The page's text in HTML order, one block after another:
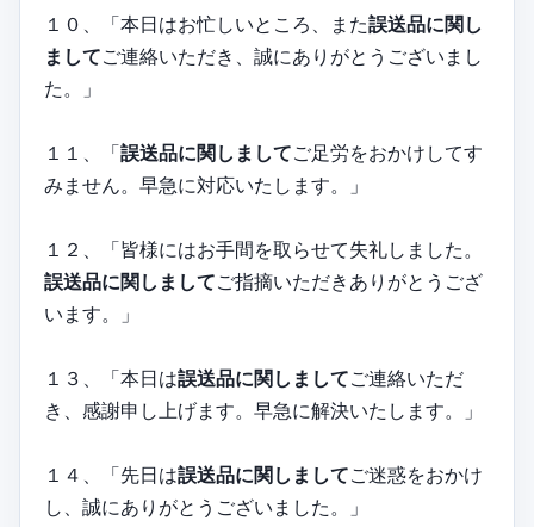
１０、「本日はお忙しいところ、また誤送品に関し
ましてご連絡いただき、誠にありがとうございまし
た。」
１１、「誤送品に関しましてご足労をおかけしてす
みません。早急に対応いたします。」
１２、「皆様にはお手間を取らせて失礼しました。
誤送品に関しましてご指摘いただきありがとうござ
います。」
１３、「本日は誤送品に関しましてご連絡いただ
き、感謝申し上げます。早急に解決いたします。」
１４、「先日は誤送品に関しましてご迷惑をおかけ
し、誠にありがとうございました。」